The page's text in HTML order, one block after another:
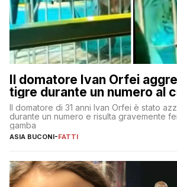
Il domatore Ivan Orfei
tigre durante un numero al
Il domatore di 31 anni Ivan Orfei è stato
durante un numero e risulta gravemente
gamba
ASIA BUCONI-FATTI